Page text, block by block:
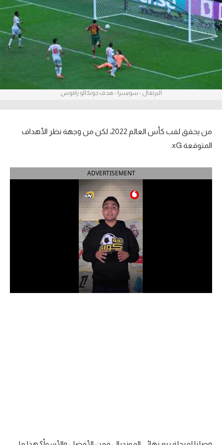
آراء حرة
ركن الألعاب
بطولات
أمريكا 2026
الدوري الإنجليزي الممتاز
الدوري السعودي للمحترفين
البرتغال - سويسرا - هدف جونكالو راموس
من يحقق لقب كأس العالم 2022، لكن من وجهة نظر الأهداف
المتوقعة xG.
ADVERTISEMENT